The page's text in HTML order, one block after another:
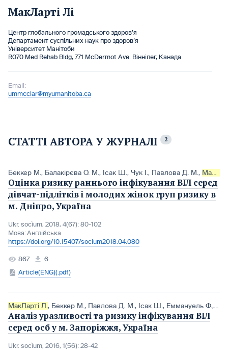
МакЛарті Лі
Центр глобального громадського здоров’я
Департамент суспільних наук про здоров’я
Університет Манітоби
R070 Med Rehab Bldg, 771 McDermot Ave. Вінніпег, Канада
Email:
ummcclar@myumanitoba.ca
СТАТТІ АВТОРА У ЖУРНАЛІ 2
Беккер М. , Балакірєва О. М. , Ісак Ш. , Чук І. , Павлова Д. М. , МакЛарті Л.
Оцінка ризику раннього інфікування ВІЛ серед
дівчат-підлітків і молодих жінок груп ризику в
м. Дніпро, Україна
Ukr. socìum, 2018, 4(67): 80-102
Мова:Англійська
https://doi.org/10.15407/socium2018.04.080
867
6
Article(ENG)(.pdf)
МакЛарті Л. , Беккер М. , Павлова Д. М. , Ісак Ш. , Еммануель Ф.,
Аналіз уразливості та ризику інфікування ВІЛ
серед осб у м. Запоріжжя, Україна
Ukr. socìum, 2016, 1(56): 28-42